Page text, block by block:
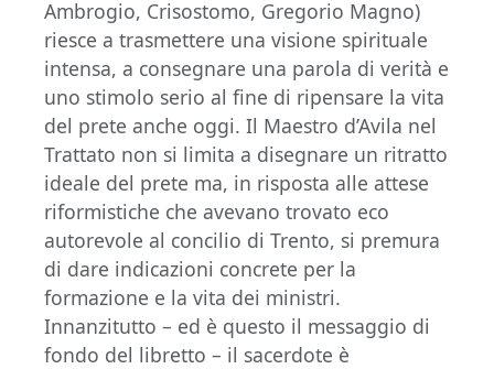
Ambrogio, Crisostomo, Gregorio Magno)
riesce a trasmettere una visione spirituale
intensa, a consegnare una parola di verità e
uno stimolo serio al fine di ripensare la vita
del prete anche oggi. Il Maestro d’Avila nel
Trattato non si limita a disegnare un ritratto
ideale del prete ma, in risposta alle attese
riformistiche che avevano trovato eco
autorevole al concilio di Trento, si premura
di dare indicazioni concrete per la
formazione e la vita dei ministri.
Innanzitutto – ed è questo il messaggio di
fondo del libretto – il sacerdote è